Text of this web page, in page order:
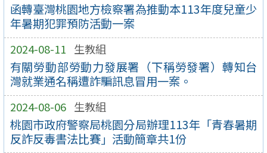
函轉臺灣桃園地方檢察署為推動本113年度兒童少
年暑期犯罪預防活動一案
2024-08-11 生教組
有關勞動部勞動力發展署（下稱勞發署）轉知台
灣就業通名稱遭詐騙訊息冒用一案。
2024-08-06 生教組
桃園市政府警察局桃園分局辦理113年「青春暑期
反詐反毒書法比賽」活動簡章共1份